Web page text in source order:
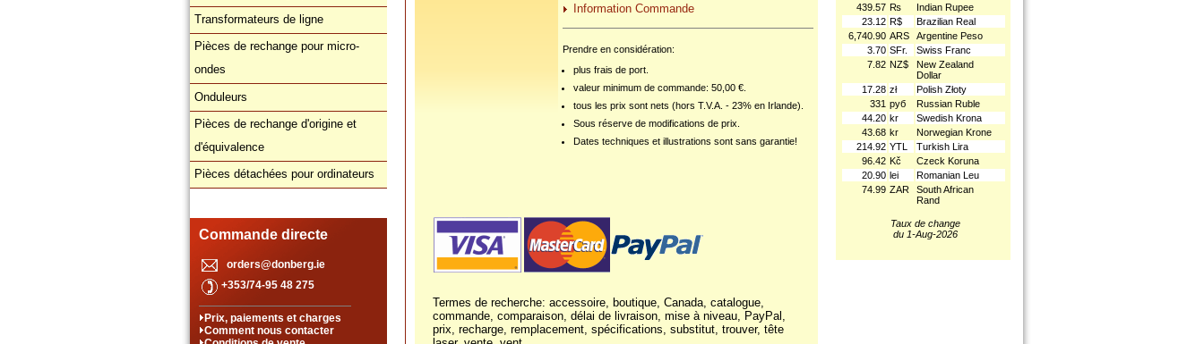
Transformateurs de ligne
Pièces de rechange pour micro-
ondes
Onduleurs
Pièces de rechange d'origine et
d'équivalence
Pièces détachées pour ordinateurs
Commande directe
orders@donberg.ie
+353/74-95 48 275
Prix, paiements et charges
Comment nous contacter
Information Commande
Prendre en considération:
plus frais de port.
valeur minimum de commande: 50,00 €.
tous les prix sont nets (hors T.V.A. - 23% en Irlande).
Sous réserve de modifications de prix.
Dates techniques et illustrations sont sans garantie!
Termes de recherche: accessoire, boutique, Canada, catalogue,
commande, comparaison, délai de livraison, mise à niveau, PayPal,
prix, recharge, remplacement, spécifications, substitut, trouver, tête
439.57 ₨
Indian Rupee
23.12 R$
Brazilian Real
6,740.90 ARS
Argentine Peso
3.70 SFr.
Swiss Franc
7.82 NZ$
New Zealand
Dollar
17.28 zł
Polish Złoty
331 руб
Russian Ruble
44.20 kr
Swedish Krona
43.68 kr
Norwegian Krone
214.92 YTL
Turkish Lira
96.42 Kč
Czeck Koruna
20.90 lei
Romanian Leu
74.99 ZAR
South African
Rand
Taux de change
du 1-Aug-2026